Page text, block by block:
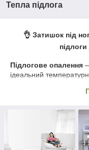
Тепла підлога
👌 Затишок під
Підлогове опалення
ідеальний
гігієнічно, оскільки
системи будь-якої
до величезних
теплу підлогу в
з доставкою в